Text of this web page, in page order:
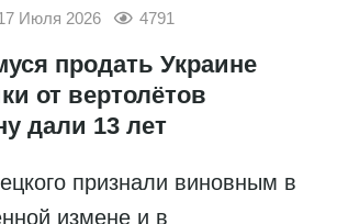
Июля 2026 4791
продать Украине
от вертолётов
дали 13 лет
признали виновным в
измене и в